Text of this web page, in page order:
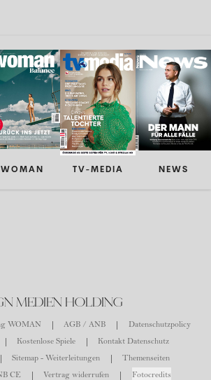
WOMAN TV-MEDIA NEWS
MEDIEN HOLDING
WOMAN AGB / ANB
Datenschutzpolicy
Kostenlose Spiele
Kontakt Datenschutz
Sitemap - Weiterleitungen
Themenseiten
CE Vertrag widerrufen Fotocredits